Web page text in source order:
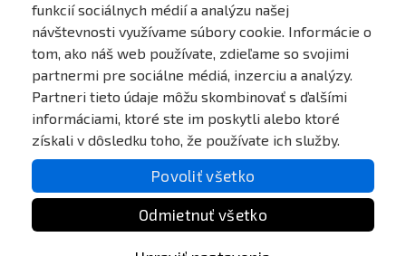
funkcií sociálnych médií a analýzu našej
návštevnosti využívame súbory cookie. Informácie o
tom, ako náš web používate, zdieľame so svojimi
partnermi pre sociálne médiá, inzerciu a analýzy.
Partneri tieto údaje môžu skombinovať s ďalšími
informáciami, ktoré ste im poskytli alebo ktoré
získali v dôsledku toho, že používate ich služby.
Povoliť všetko
Odmietnuť všetko
PRE ZÁKAZNÍKOV
MÔJ ÚČET
ONLINE PLATEBNÍ BRÁNA